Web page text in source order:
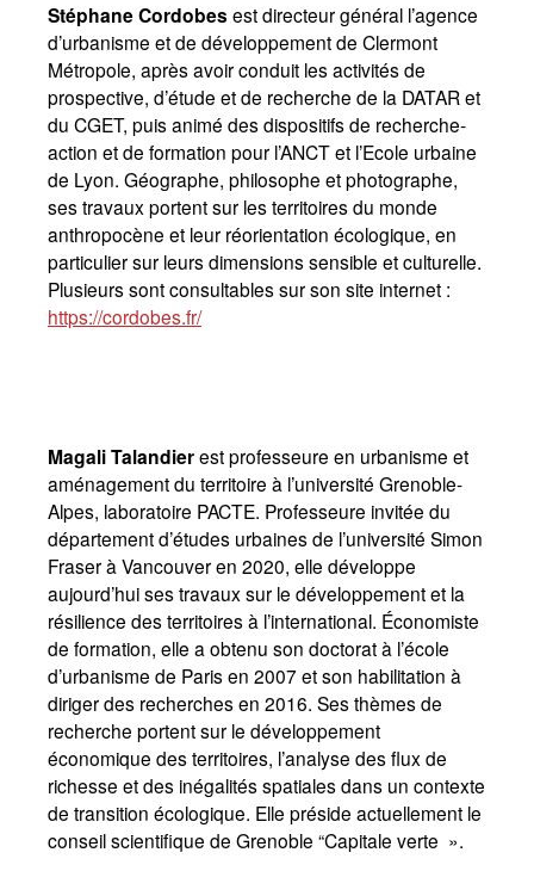
Stéphane Cordobes est directeur général l’agence
d’urbanisme et de développement de Clermont
Métropole, après avoir conduit les activités de
prospective, d’étude et de recherche de la DATAR et
du CGET, puis animé des dispositifs de recherche-
action et de formation pour l’ANCT et l’Ecole urbaine
de Lyon. Géographe, philosophe et photographe,
ses travaux portent sur les territoires du monde
anthropocène et leur réorientation écologique, en
particulier sur leurs dimensions sensible et culturelle.
Plusieurs sont consultables sur son site internet :
https://cordobes.fr/
Magali Talandierest professeure en urbanisme et
aménagement du territoire à l’université Grenoble-
Alpes, laboratoire PACTE. Professeure invitée du
département d’études urbaines de l’université Simon
Fraser à Vancouver en 2020, elle développe
aujourd’hui ses travaux sur le développement et la
résilience des territoires à l’international. Économiste
de formation, elle a obtenu son doctorat à l’école
d’urbanisme de Paris en 2007 et son habilitation à
diriger des recherches en 2016. Ses thèmes de
recherche portent sur le développement
économique des territoires, l’analyse des flux de
richesse et des inégalités spatiales dans un contexte
de transition écologique. Elle préside actuellement le
conseil scientifique de Grenoble “Capitale verte ».